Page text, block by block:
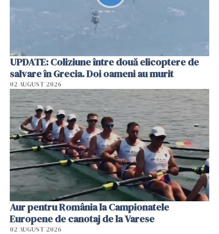
UPDATE: Coliziune între două elicoptere de
salvare în Grecia. Doi oameni au murit
02 AUGUST 2026
Aur pentru România la Campionatele
Europene de canotaj de la Varese
02 AUGUST 2026